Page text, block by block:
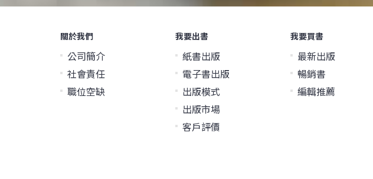
關於我們
公司簡介
社會責任
職位空缺
我要出書
紙書出版
電子書出版
出版模式
出版市場
客戶評價
我要買書
最新出版
暢銷書
編輯推薦